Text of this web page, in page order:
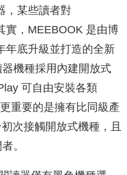
，某些讀者對
實，MEEBOOK 是由博
年底升級並打造的全新
機種採用內建開放式
可自由安裝各類
重要的是擁有比同級產
次接觸開放式機種，且
。